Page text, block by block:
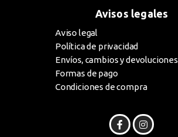
Avisos legales
Aviso legal
Política de privacidad
Envíos, cambios y devoluciones
Formas de pago
Condiciones de compra